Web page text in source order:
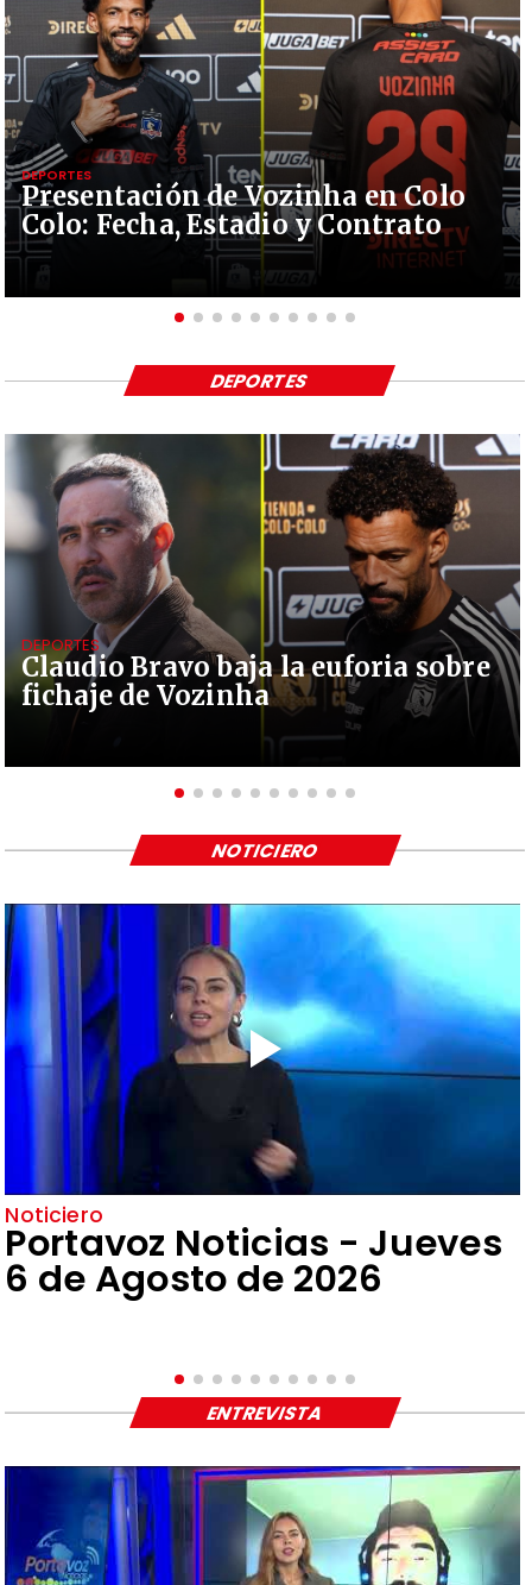
Presentación de Vozinha en Colo
Colo: Fecha, Estadio y Contrato
DEPORTES
Claudio Bravo baja la euforia sobre
fichaje de Vozinha
DEPORTES
DEPORTES
Noticiero
Portavoz Noticias - Jueves
6 de Agosto de 2026
NOTICIERO
ENTREVISTA